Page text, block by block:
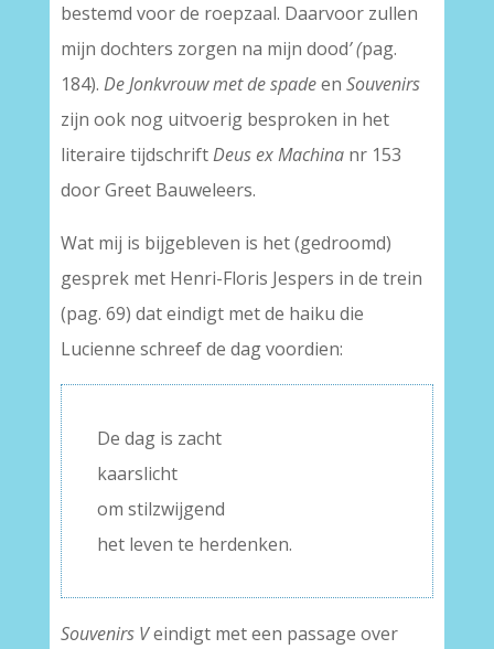
bestemd voor de roepzaal. Daarvoor zullen
mijn dochters zorgen na mijn dood’ (pag.
184). De Jonkvrouw met de spadeen Souvenirs
zijn ook nog uitvoerig besproken in het
literaire tijdschriftDeus ex Machinanr 153
door Greet Bauweleers.
Wat mij is bijgebleven is het (gedroomd)
gesprek met Henri-Floris Jespers in de trein
(pag. 69) dat eindigt met de haiku die
Lucienne schreef de dag voordien:
De dag is zacht
kaarslicht
om stilzwijgend
het leven te herdenken.
Souvenirs Veindigt met een passage over